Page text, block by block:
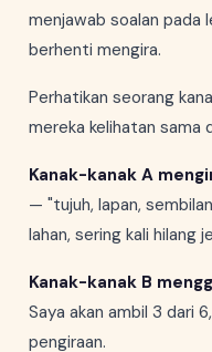
menjawab soalan pada
berhenti mengira.
Perhatikan seorang
mereka kelihatan sama
Kanak-kanak A
— "tujuh, lapan,
lahan, sering kali hilang
Kanak-kanak B
Saya akan ambil 3 dari
pengiraan.